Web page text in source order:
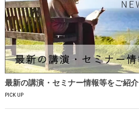
最新の講演・セミナー情報等をご紹介
PICK UP